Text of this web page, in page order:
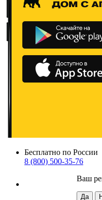
Бесплатно по России
8 (800) 500-35-76
Ваш